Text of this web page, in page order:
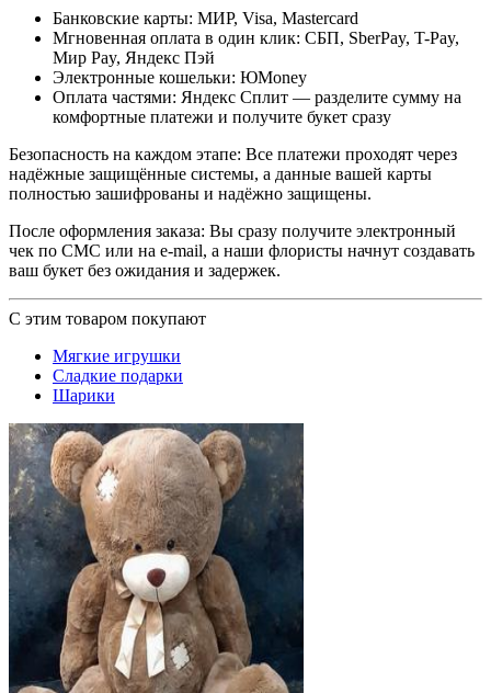
Банковские карты: МИР, Visa, Mastercard
Мгновенная оплата в один клик: СБП, SberPay, T-Pay,
Мир Pay, Яндекс Пэй
Электронные кошельки: ЮMoney
Оплата частями: Яндекс Сплит — разделите сумму на
комфортные платежи и получите букет сразу
Безопасность на каждом этапе: Все платежи проходят через
надёжные защищённые системы, а данные вашей карты
полностью зашифрованы и надёжно защищены.
После оформления заказа: Вы сразу получите электронный
чек по СМС или на e-mail, а наши флористы начнут создавать
ваш букет без ожидания и задержек.
С этим товаром покупают
Мягкие игрушки
Сладкие подарки
Шарики